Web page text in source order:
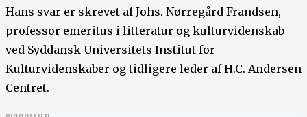
Hans svar er skrevet af Johs. Nørregård Frandsen,
professor emeritus i litteratur og kulturvidenskab
ved Syddansk Universitets Institut for
Kulturvidenskaber og tidligere leder af H.C. Andersen
Centret.